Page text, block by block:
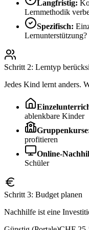
Langfristig:
Lernmethodik
Spezifisch:
Lernunterstützung?
Schritt 2: Lerntyp
Jedes Kind lernt anders.
ablenkbare Kinder
profitieren
Online-
Schüler
Schritt 3: Budget planen
Nachhilfe ist eine